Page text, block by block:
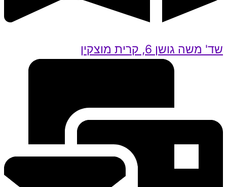
שד' משה גושן 6, קרית מוצקין